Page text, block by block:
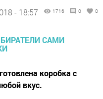
- 18:57 1716 0 0
коробка с
вкус.